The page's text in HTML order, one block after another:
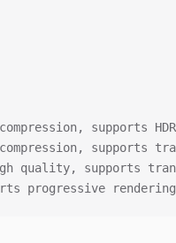
supports
supports
quality, supports
progressive rendering